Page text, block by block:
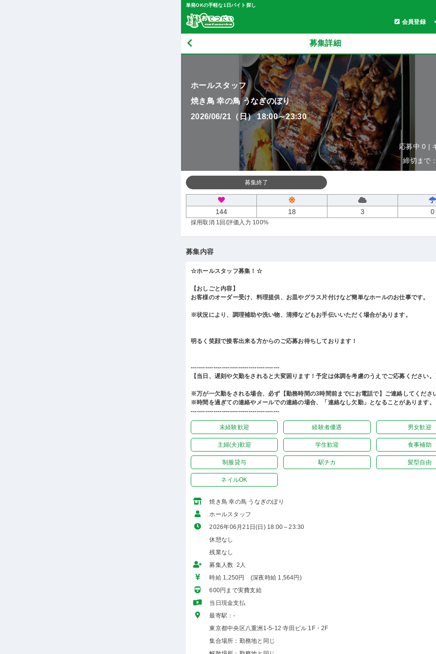
単発OKの手軽な1日バイト探し
会員登録
募集詳細
ホールスタッフ
焼き鳥 幸の鳥 うなぎのぼり
2026/06/21（日） 18:00～23:30
応募中 0 |
締切まで
募集終了
144 18 3 0
採用取消 1回 /評価入力 100%
募集内容
☆ホールスタッフ募集！☆
【おしごと内容】
お客様のオーダー受け、料理提供、お皿やグラス片付けなど簡単なホールのお仕事です。
※状況により、調理補助や洗い物、清掃などもお手伝いいただく場合があります。
明るく笑顔で接客出来る方からのご応募お待ちしております！
-------------------------------------------
【当日、遅刻や欠勤をされると大変困ります！予定は体調を考慮のうえでご応募ください
※万が一欠勤をされる場合、必ず【勤務時間の3時間前までにお電話で】ご連絡してくださ
※時間を過ぎての連絡やメールでの連絡の場合、「連絡なし欠勤」となることがあります。
-------------------------------------------
未経験歓迎 経験者優遇 男女歓迎
主婦(夫)歓迎 学生歓迎 食事補助
制服貸与 駅チカ 髪型自由
ネイルOK
焼き鳥 幸の鳥 うなぎのぼり
ホールスタッフ
2026年06月21日(日) 18:00～23:30
休憩なし
残業なし
募集人数 2人
時給 1,250円 (深夜時給 1,564円)
600円まで実費支給
当日現金支払
最寄駅：-
東京都中央区八重洲1-5-12 寺田ビル 1F・2F
集合場所：勤務地と同じ